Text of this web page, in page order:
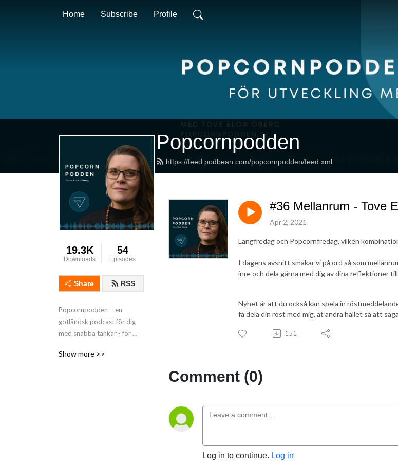
Home Subscribe Profile
Popcornpodden
https://feed.podbean.com/popcornpodden/feed.xml
19.3K
Downloads
54
Episodes
Share RSS
Popcornpodden -  en
gotländsk podcast för dig
med snabba tankar - för
Samtal om livet, relationer,
Show more >>
#36 Mellanrum - Tove
Apr 2, 2021
Långfredag och Popcornfredag, vilken
I dagens avsnitt smakar vi på ord så som
inre och dela gärna med dig av dina reflektioner
Nyhet är att du också kan spela in
få dela din röst med mig, åt andra hållet så att
151
Comment (0)
Log in to continue. Log in